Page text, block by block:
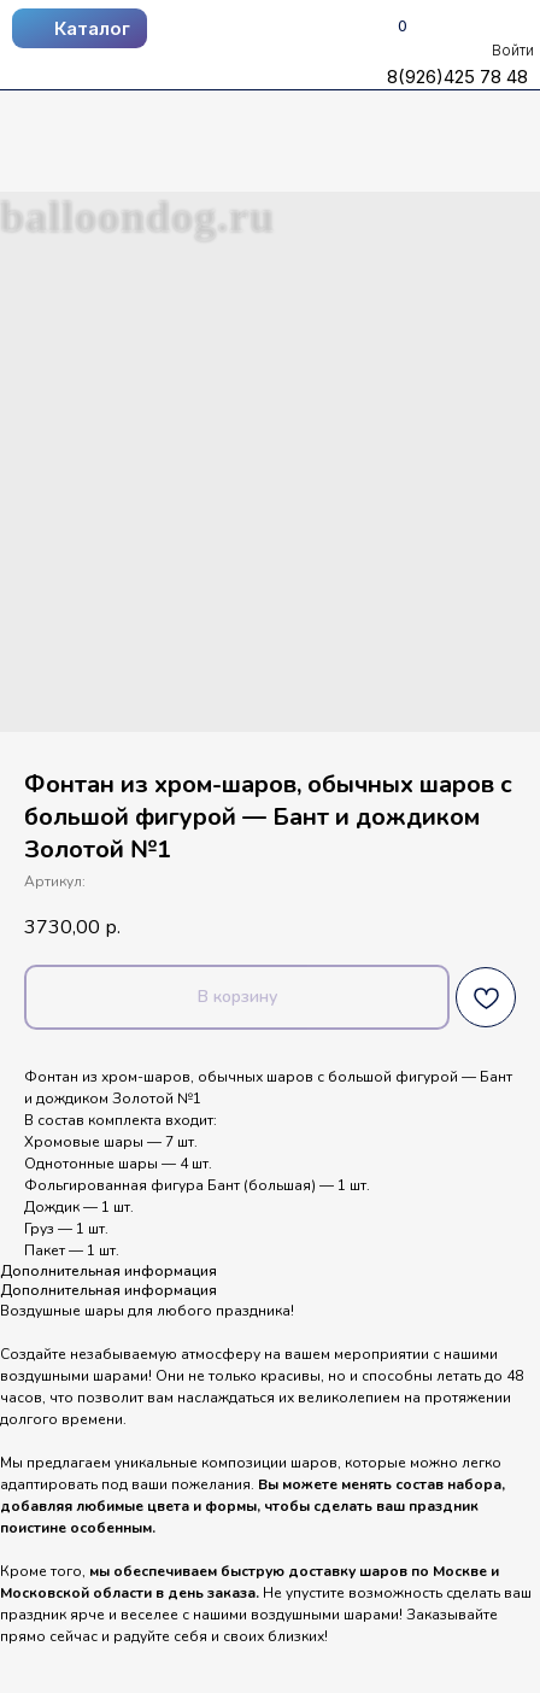
Каталог
Войти
0
8(926)425 78 48
Каталог
8(926)425 78 48
balloondog.ru
Фонтан из хром-шаров, обычных шаров с
большой фигурой — Бант и дождиком
Золотой №1
Артикул:
3730,00 р.
В корзину
Фонтан из хром-шаров, обычных шаров с большой фигурой — Бант
и дождиком Золотой №1
В состав комплекта входит:
Хромовые шары — 7 шт.
Однотонные шары — 4 шт.
Фольгированная фигура Бант (большая) — 1 шт.
Дождик — 1 шт.
Груз — 1 шт.
Пакет — 1 шт.
Дополнительная информация
Дополнительная информация
Воздушные шары для любого праздника!
Создайте незабываемую атмосферу на вашем мероприятии с нашими
воздушными шарами! Они не только красивы, но и способны летать до 48
часов, что позволит вам наслаждаться их великолепием на протяжении
долгого времени.
Мы предлагаем уникальные композиции шаров, которые можно легко
адаптировать под ваши пожелания. Вы можете менять состав набора,
добавляя любимые цвета и формы, чтобы сделать ваш праздник
поистине особенным.
Кроме того, мы обеспечиваем быструю доставку шаров по Москве и
Московской области в день заказа. Не упустите возможность сделать ваш
праздник ярче и веселее с нашими воздушными шарами! Заказывайте
прямо сейчас и радуйте себя и своих близких!